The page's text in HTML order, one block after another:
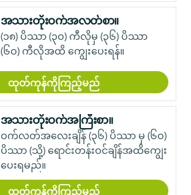
အသားတိုးဝက်အလတ်စာ။
(၁၈) ပိဿာ (၃ဝ) ကီလိုမှ (၃၆) ပိဿာ
(၆ဝ) ကီလိုအထိ ကျွေးပေးရန်။
ထုတ်ကုန်ကိုကြည့်မည်
အသားတိုးဝက်အကြီးစာ။
ဝက်လတ်အလေးချိန် (၃၆) ပိဿာ မှ (၆ဝ)
ပိဿာ (သို့) ရောင်းတန်းဝင်ချိန်အထိကျွေး
ပေးရမည်။
ထုတ်ကုန်ကိုကြည့်မည်